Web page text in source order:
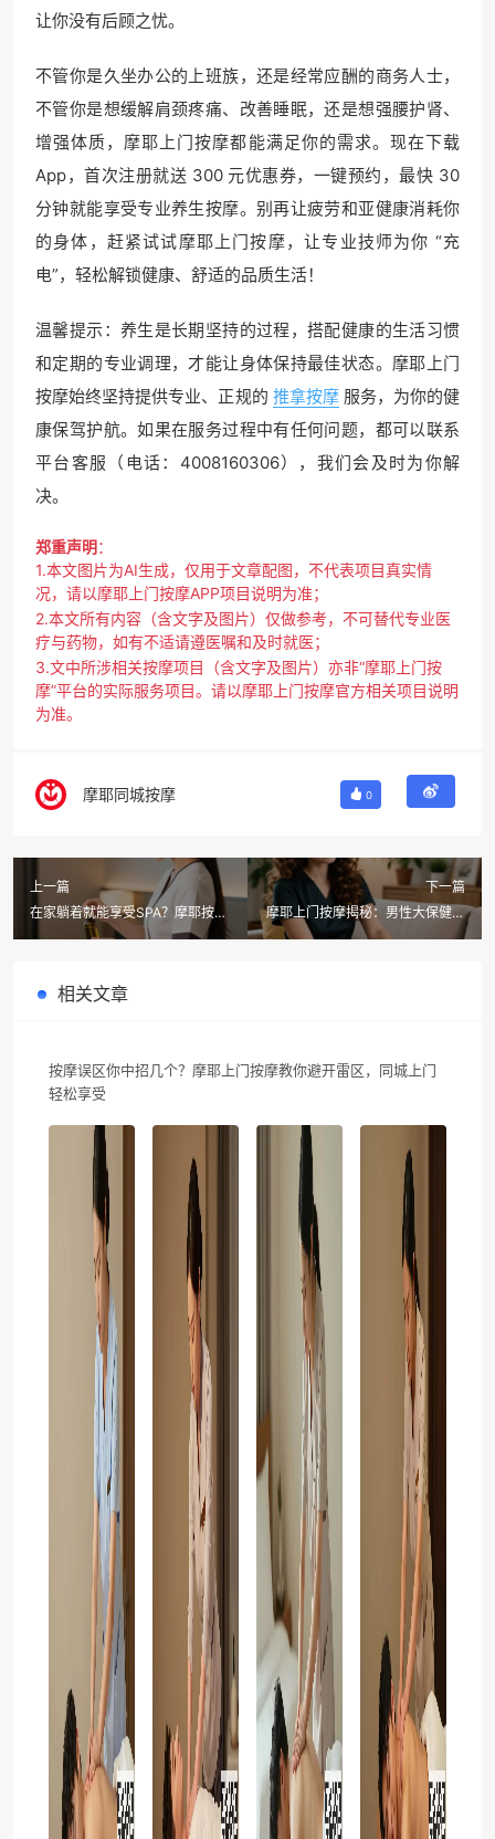
让你没有后顾之忧。
不管你是久坐办公的上班族，还是经常应酬的商务人士，
不管你是想缓解肩颈疼痛、改善睡眠，还是想强腰护肾、
增强体质，摩耶上门按摩都能满足你的需求。现在下载
App，首次注册就送 300 元优惠券，一键预约，最快 30
分钟就能享受专业养生按摩。别再让疲劳和亚健康消耗你
的身体，赶紧试试摩耶上门按摩，让专业技师为你 “充
电”，轻松解锁健康、舒适的品质生活！
温馨提示：养生是长期坚持的过程，搭配健康的生活习惯
和定期的专业调理，才能让身体保持最佳状态。摩耶上门
按摩始终坚持提供专业、正规的 推拿按摩 服务，为你的健
康保驾护航。如果在服务过程中有任何问题，都可以联系
平台客服（电话：4008160306），我们会及时为你解
决。
郑重声明：
1.本文图片为AI生成，仅用于文章配图，不代表项目真实情
况，请以摩耶上门按摩APP项目说明为准；
2.本文所有内容（含文字及图片）仅做参考，不可替代专业医
疗与药物，如有不适请遵医嘱和及时就医；
3.文中所涉相关按摩项目（含文字及图片）亦非“摩耶上门按
摩”平台的实际服务项目。请以摩耶上门按摩官方相关项目说明
为准。
摩耶同城按摩 0
上一篇
在家躺着就能享受SPA？摩耶按摩
告诉你同城上门按摩可以做点啥
下一篇
摩耶上门按摩揭秘：男性大保健原
来有这3大项目，第2个你绝对想
相关文章
按摩误区你中招几个？摩耶上门按摩教你避开雷区，同城上门
轻松享受